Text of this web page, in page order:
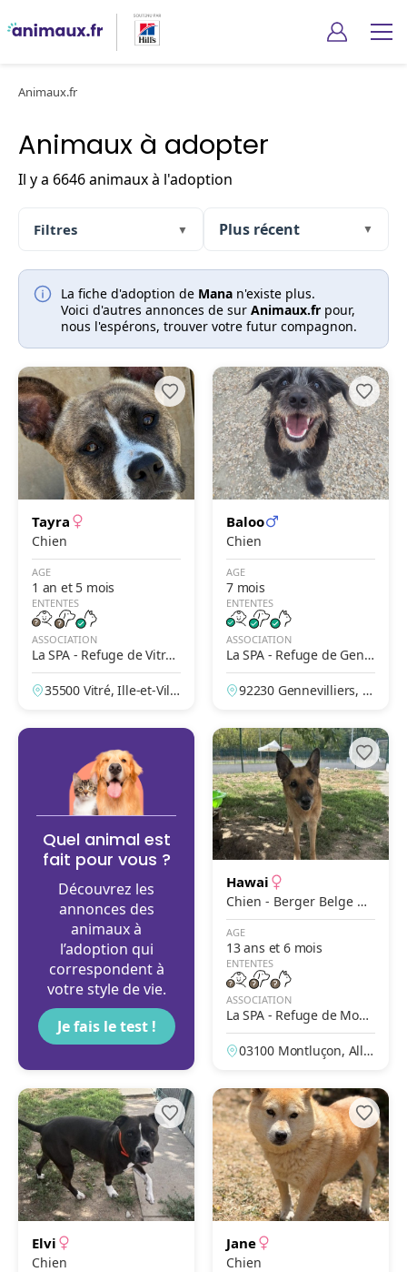
Animaux.fr
Animaux à adopter
Il y a 6646 animaux à l'adoption
Filtres ▼ ▼
La fiche d'adoption de Mana n'existe plus.
Voici d'autres annonces de sur Animaux.fr pour,
nous l'espérons, trouver votre futur compagnon.
Tayra
Chien
AGE
1 an et 5 mois
ENTENTES
ASSOCIATION
La SPA - Refuge de Vitré
– Le Bois Pinson
35500 Vitré, Ille-et-Vilai
Baloo
Chien
AGE
7 mois
ENTENTES
ASSOCIATION
La SPA - Refuge de Genn
evilliers – Grammont
92230 Gennevilliers, H
Quel animal est
fait pour vous ?
Découvrez les
annonces des
animaux à
l’adoption qui
correspondent à
votre style de vie.
Je fais le test !
Hawai
Chien - Berger Belge M
alinois
AGE
13 ans et 6 mois
ENTENTES
ASSOCIATION
La SPA - Refuge de Montl
uçon – La Loue
03100 Montluçon, Allie
Elvi
Chien
Jane
Chien